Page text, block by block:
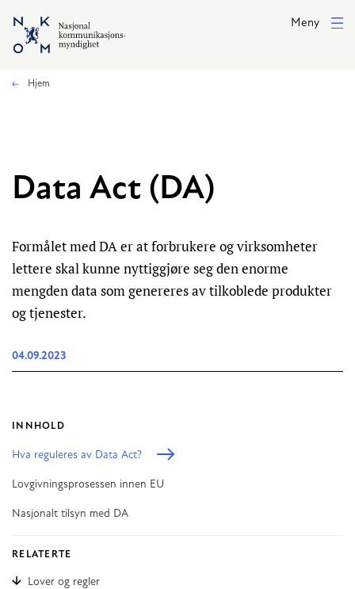
Hopp til hovedinnhold
Meny
Hjem
Data Act (DA)
Formålet med DA er at forbrukere og virksomheter
lettere skal kunne nyttiggjøre seg den enorme
mengden data som genereres av tilkoblede produkter
og tjenester.
04.09.2023
INNHOLD
Hva reguleres av Data Act?
Lovgivningsprosessen innen EU
Nasjonalt tilsyn med DA
RELATERTE
Lover og regler